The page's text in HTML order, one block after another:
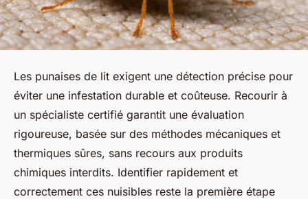
Les punaises de lit exigent une détection précise pour
éviter une infestation durable et coûteuse. Recourir à
un spécialiste certifié garantit une évaluation
rigoureuse, basée sur des méthodes mécaniques et
thermiques sûres, sans recours aux produits
chimiques interdits. Identifier rapidement et
correctement ces nuisibles reste la première étape